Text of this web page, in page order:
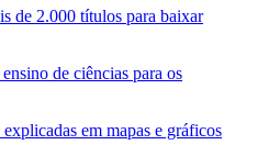
de 2.000 títulos para baixar
de ciências para os
em mapas e gráficos